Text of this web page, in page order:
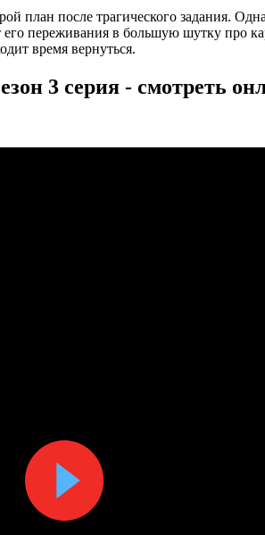
после трагического задания.
его переживания в большую шутку
время вернуться.
3 серия - смотреть